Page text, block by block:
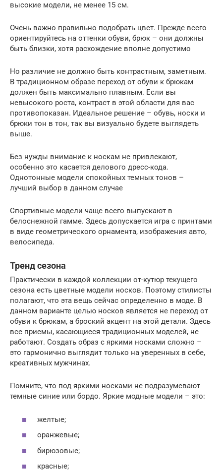
высокие модели, не менее 15 см.
Очень важно правильно подобрать цвет. Прежде всего
ориентируйтесь на оттенки обуви, брюк – они должны
быть близки, хотя расхождение вполне допустимо
Но различие не должно быть контрастным, заметным.
В традиционном образе переход от обуви к брюкам
должен быть максимально плавным. Если вы
невысокого роста, контраст в этой области для вас
противопоказан. Идеальное решение – обувь, носки и
брюки тон в тон, так вы визуально будете выглядеть
выше.
Без нужды внимание к носкам не привлекают,
особенно это касается делового дресс-кода.
Однотонные модели спокойных темных тонов –
лучший выбор в данном случае
Спортивные модели чаще всего выпускают в
белоснежной гамме. Здесь допускается игра с принтами
в виде геометрического орнамента, изображения авто,
велосипеда.
Тренд сезона
Практически в каждой коллекции от-кутюр текущего
сезона есть цветные модели носков. Поэтому стилисты
полагают, что эта вещь сейчас определенно в моде. В
данном варианте целью носков является не переход от
обуви к брюкам, а броский акцент на этой детали. Здесь
все приемы, касающиеся традиционных моделей, не
работают. Создать образ с яркими носками сложно –
это гармонично выглядит только на уверенных в себе,
креативных мужчинах.
Помните, что под яркими носками не подразумевают
темные синие или бордо. Яркие модные модели – это:
желтые;
оранжевые;
бирюзовые;
красные;